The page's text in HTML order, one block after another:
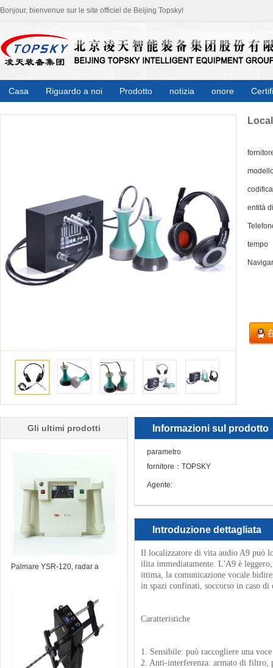
Bonjour, bienvenue sur le site officiel de Beijing Topsky!
Casa Riguardo a noi Prodotto notizia onore
codifica
entità
tempo
Gli ultimi prodotti
Palmare YSR-120, radar a
Informazioni sul prodotto
parametro
fornitore：TOPSKY
Agente:
Introduzione dettagliata
Il localizzatore di vita audio A9 può
ilita immediatamente. L'A9 è
ittima, la comunicazione vocale
in spazi confinati, soccorso in caso di
Caratteristiche
1. Sensibile: può raccogliere una
2. Anti-interferenza: armato di filtro,